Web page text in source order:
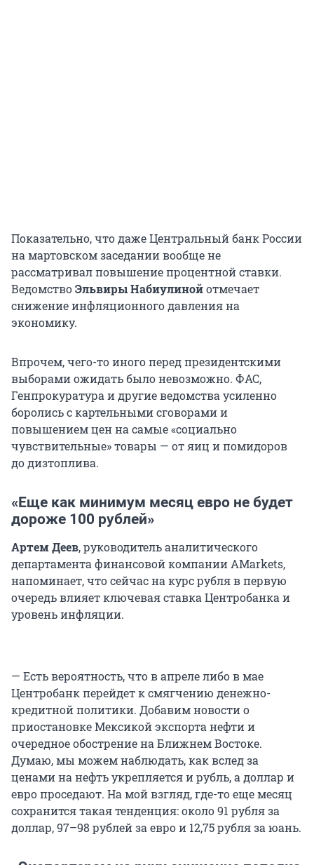
Показательно, что даже Центральный банк России
на мартовском заседании вообще не
рассматривал повышение процентной ставки.
ВедомствоЭльвиры Набиулинойотмечает
снижение инфляционного давления на
экономику.
Впрочем, чего-то иного перед президентскими
выборами ожидать было невозможно. ФАС,
Генпрокуратура и другие ведомства усиленно
боролись с картельными сговорами и
повышением цен на самые «социально
чувствительные» товары — от яиц и помидоров
до дизтоплива.
«Еще как минимум месяц евро не будет
дороже 100 рублей»
Артем Деев, руководитель аналитического
департамента финансовой компании AMarkets,
напоминает, что сейчас на курс рубля в первую
очередь влияет ключевая ставка Центробанка и
уровень инфляции.
— Есть вероятность, что в апреле либо в мае
Центробанк перейдет к смягчению денежно-
кредитной политики. Добавим новости о
приостановке Мексикой экспорта нефти и
очередное обострение на Ближнем Востоке.
Думаю, мы можем наблюдать, как вслед за
ценами на нефть укрепляется и рубль, а доллар и
евро проседают. На мой взгляд, где-то еще месяц
сохранится такая тенденция: около 91 рубля за
доллар, 97–98 рублей за евро и 12,75 рубля за юань.